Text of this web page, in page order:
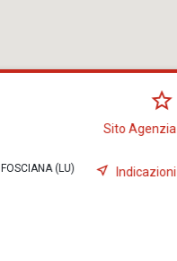
Sito Agenzia
(LU) Indicazioni